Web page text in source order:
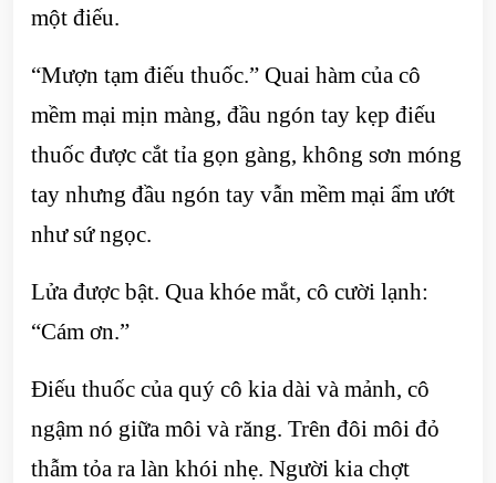
một điếu.
“Mượn tạm điếu thuốc.” Quai hàm của cô
mềm mại mịn màng, đầu ngón tay kẹp điếu
thuốc được cắt tỉa gọn gàng, không sơn móng
tay nhưng đầu ngón tay vẫn mềm mại ẩm ướt
như sứ ngọc.
Lửa được bật. Qua khóe mắt, cô cười lạnh:
“Cám ơn.”
Điếu thuốc của quý cô kia dài và mảnh, cô
ngậm nó giữa môi và răng. Trên đôi môi đỏ
thẫm tỏa ra làn khói nhẹ. Người kia chợt